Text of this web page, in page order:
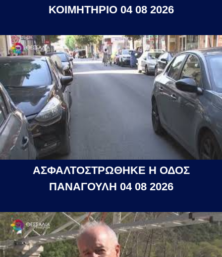
ΚΟΙΜΗΤΗΡΙΟ 04 08 2026
ΑΣΦΑΛΤΟΣΤΡΩΘΗΚΕ Η ΟΔΟΣ
ΠΑΝΑΓΟΥΛΗ 04 08 2026